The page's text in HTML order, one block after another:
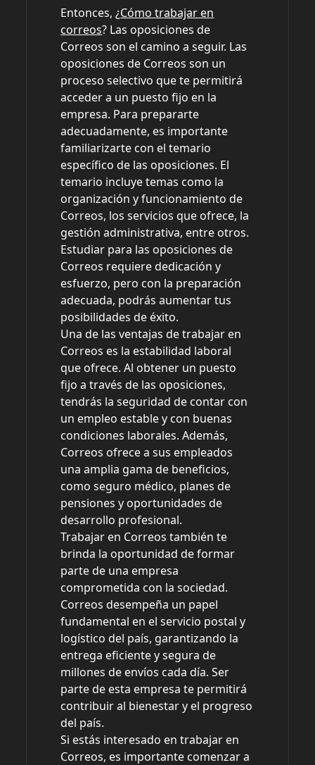
Entonces, ¿Cómo trabajar en
correos? Las oposiciones de
Correos son el camino a seguir. Las
oposiciones de Correos son un
proceso selectivo que te permitirá
acceder a un puesto fijo en la
empresa. Para prepararte
adecuadamente, es importante
familiarizarte con el temario
específico de las oposiciones. El
temario incluye temas como la
organización y funcionamiento de
Correos, los servicios que ofrece, la
gestión administrativa, entre otros.
Estudiar para las oposiciones de
Correos requiere dedicación y
esfuerzo, pero con la preparación
adecuada, podrás aumentar tus
posibilidades de éxito.
Una de las ventajas de trabajar en
Correos es la estabilidad laboral
que ofrece. Al obtener un puesto
fijo a través de las oposiciones,
tendrás la seguridad de contar con
un empleo estable y con buenas
condiciones laborales. Además,
Correos ofrece a sus empleados
una amplia gama de beneficios,
como seguro médico, planes de
pensiones y oportunidades de
desarrollo profesional.
Trabajar en Correos también te
brinda la oportunidad de formar
parte de una empresa
comprometida con la sociedad.
Correos desempeña un papel
fundamental en el servicio postal y
logístico del país, garantizando la
entrega eficiente y segura de
millones de envíos cada día. Ser
parte de esta empresa te permitirá
contribuir al bienestar y el progreso
del país.
Si estás interesado en trabajar en
Correos, es importante comenzar a